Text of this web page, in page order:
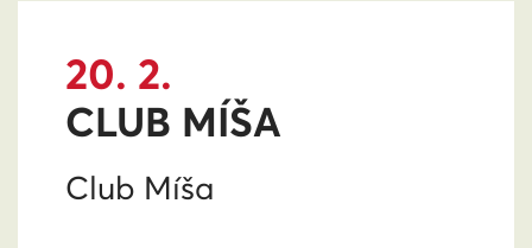
20. 2.
CLUB MÍŠA
Club Míša